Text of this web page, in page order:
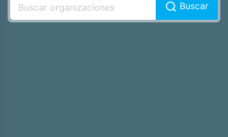
Buscar